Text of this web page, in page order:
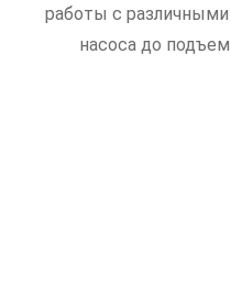
работы с различными
насоса до